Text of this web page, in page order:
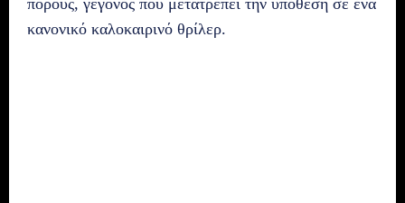
πόρους, γεγονός που μετατρέπει την υπόθεση σε ένα
κανονικό καλοκαιρινό θρίλερ.